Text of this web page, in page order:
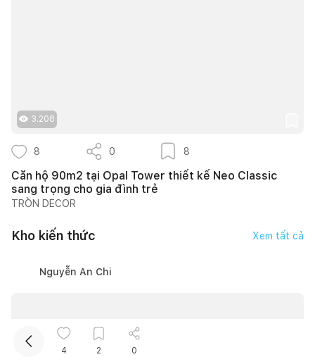
3.208
8 0 8
Căn hộ 90m2 tại Opal Tower thiết kế Neo Classic
sang trọng cho gia đình trẻ
TRÒN DECOR
Kho kiến thức Xem tất cả
Nguyễn An Chi
4 2 0
Mua sắm hoàn thiện nhà